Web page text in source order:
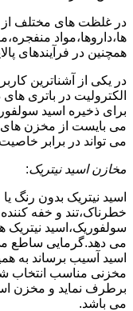
در غلظت های مختلف از
ها،داروها،مواد
همچنین در فرآیندهای
در یکی از آشناترین
الکترولیت در باتری
برای ذخیره اسید
می بایست از مخزن های
می تواند در برابر
مخازن اسید نیتریک:
اسید نیتریک بدون رنگ
خطرناک،تند و خفه
سولفوریک،اسید نیتریک
می دهد.گرمایی ساطع
اسید آسیب برساند به
مخزنی مناسب انتخاب
برطرف نماید و مخزن
می باشد.